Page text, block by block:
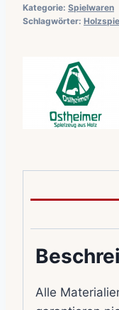
Kategorie: Spielwaren
Schlagwörter:
Alle